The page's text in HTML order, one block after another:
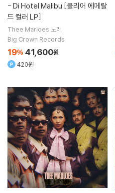
- Di Hotel Malibu [클리어 에메랄
드 컬러 LP]
Thee Marloes 노래
Big Crown Records
19% 41,600원
420원